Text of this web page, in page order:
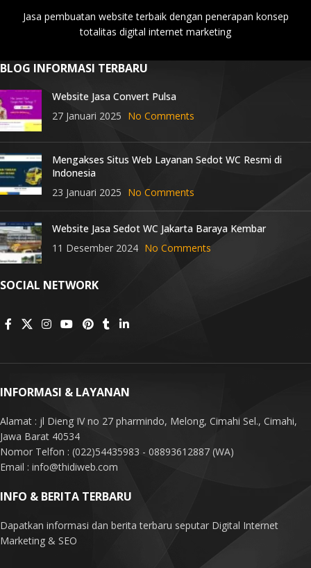
Jasa pembuatan website terbaik dengan penerapan konsep
totalitas digital internet marketing
BLOG INFORMASI TERBARU
Website Jasa Convert Pulsa
27 Januari 2025 No Comments
Mengakses Situs Web Layanan Sedot WC Resmi di
Indonesia
23 Januari 2025 No Comments
Website Jasa Sedot WC Jakarta Baraya Kembar
11 Desember 2024 No Comments
SOCIAL NETWORK
INFORMASI & LAYANAN
Alamat : jl Dieng IV no 27 pharmindo, Melong, Cimahi Sel., Cimahi,
Jawa Barat 40534
Nomor Telfon : (022)54435983 - 08893612887 (WA)
Email : info@thidiweb.com
INFO & BERITA TERBARU
Dapatkan informasi dan berita terbaru seputar Digital Internet
Marketing & SEO